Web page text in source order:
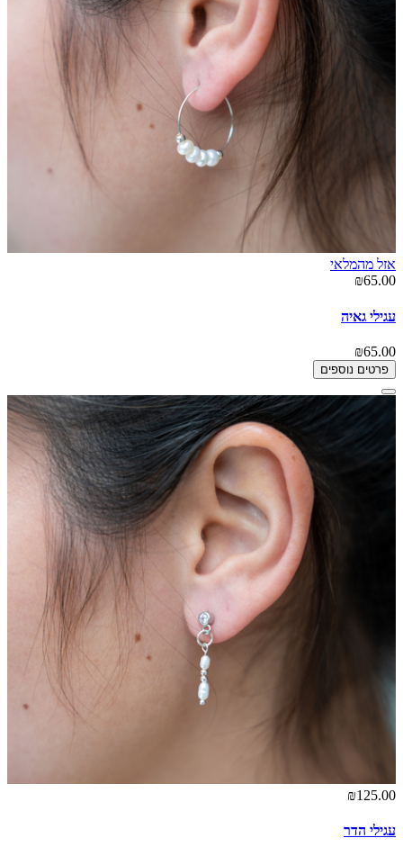
אזל מהמלאי
₪65.00
עגילי גאיה
₪65.00
פרטים נוספים
₪125.00
עגילי הדר